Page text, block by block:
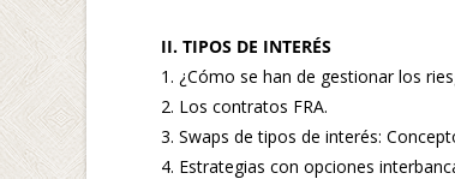
II. TIPOS DE INTERÉS
1. ¿Cómo se han de gestionar los
2. Los contratos FRA.
3. Swaps de tipos de interés:
4. Estrategias con opciones